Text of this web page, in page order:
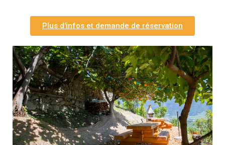
Plus d'infos et demande de réservation